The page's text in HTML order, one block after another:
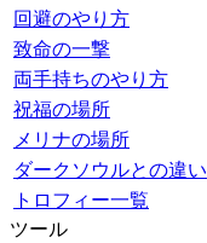
回避のやり方
致命の一撃
両手持ちのやり方
祝福の場所
メリナの場所
ダークソウルとの違い
トロフィー一覧
ツール